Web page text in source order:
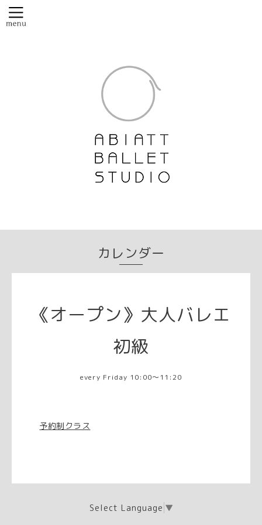
カレンダー
《オープン》大人バレエ
初級
every Friday 10:00～11:20
予約制クラス
Select Language ▼